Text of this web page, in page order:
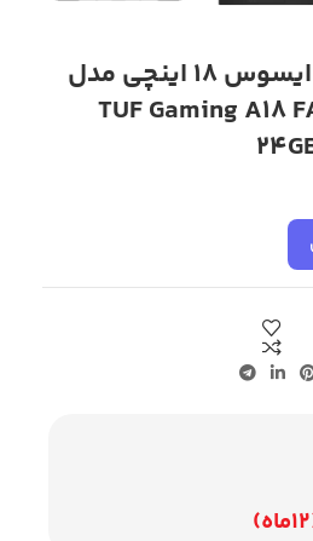
لپ تاپ گیمینگ ایسوس 18 اینچی مدل
TUF Gaming A18